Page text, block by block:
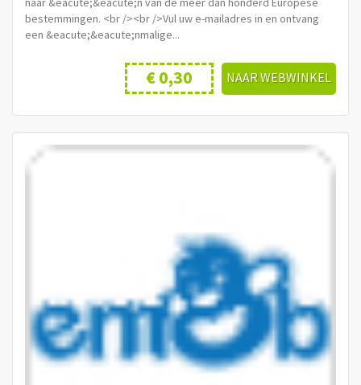
bestemmingen. <br /><br />Vul uw e-mailadres in en ontvang
een &eacute;&eacute;nmalige...
NAAR WEBWINKEL
€ 0,30